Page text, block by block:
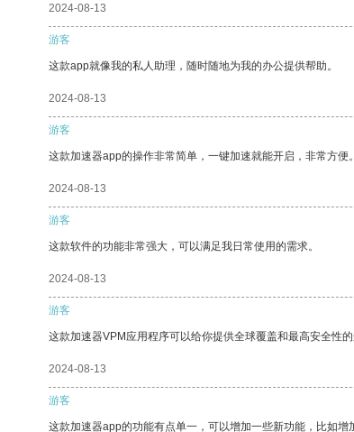
2024-08-13
游客
这款app就像我的私人助理，随时随地为我的办公提供帮助。
2024-08-13
游客
这款加速器app的操作非常简单，一键加速就能开启，非常方便。
2024-08-13
游客
这款软件的功能非常强大，可以满足我日常使用的需求。
2024-08-13
游客
这款加速器VPM应用程序可以给你提供全球覆盖和最高安全性的
2024-08-13
游客
这款加速器app的功能有点单一，可以增加一些新功能，比如增